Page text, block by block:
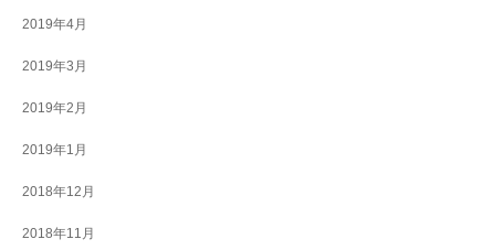
2019年4月
2019年3月
2019年2月
2019年1月
2018年12月
2018年11月